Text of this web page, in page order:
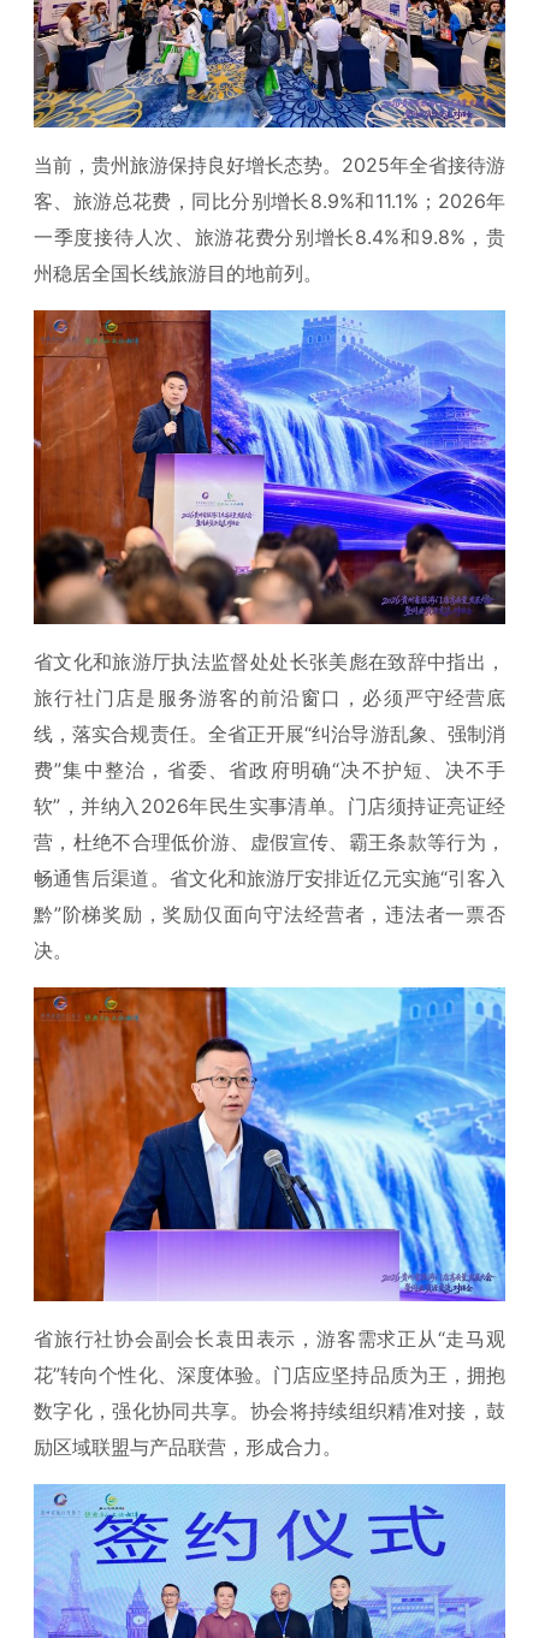
当前，贵州旅游保持良好增长态势。2025年全省接待游
客、旅游总花费，同比分别增长8.9%和11.1%；2026年
一季度接待人次、旅游花费分别增长8.4%和9.8%，贵
州稳居全国长线旅游目的地前列。
省文化和旅游厅执法监督处处长张美彪在致辞中指出，
旅行社门店是服务游客的前沿窗口，必须严守经营底
线，落实合规责任。全省正开展“纠治导游乱象、强制消
费”集中整治，省委、省政府明确“决不护短、决不手
软”，并纳入2026年民生实事清单。门店须持证亮证经
营，杜绝不合理低价游、虚假宣传、霸王条款等行为，
畅通售后渠道。省文化和旅游厅安排近亿元实施“引客入
黔”阶梯奖励，奖励仅面向守法经营者，违法者一票否
决。
省旅行社协会副会长袁田表示，游客需求正从“走马观
花”转向个性化、深度体验。门店应坚持品质为王，拥抱
数字化，强化协同共享。协会将持续组织精准对接，鼓
励区域联盟与产品联营，形成合力。